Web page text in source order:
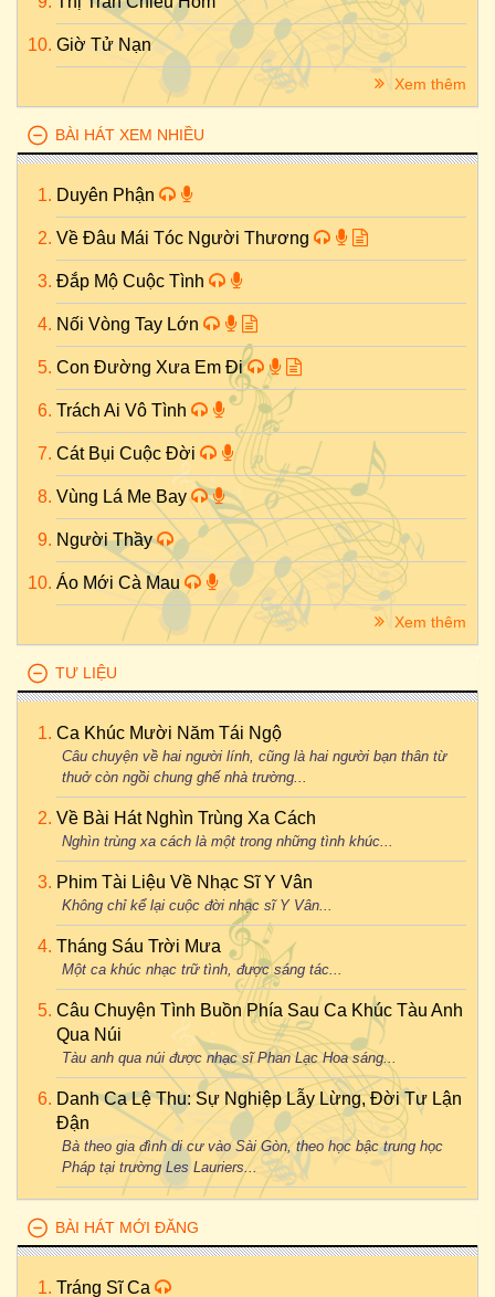
Giờ Tử Nạn
Xem thêm
BÀI HÁT XEM NHIỀU
Duyên Phận
Về Đâu Mái Tóc Người Thương
Đắp Mộ Cuộc Tình
Nối Vòng Tay Lớn
Con Đường Xưa Em Đi
Trách Ai Vô Tình
Cát Bụi Cuộc Đời
Vùng Lá Me Bay
Người Thầy
Áo Mới Cà Mau
Xem thêm
TƯ LIỆU
Ca Khúc Mười Năm Tái Ngộ
Câu chuyện về hai người lính, cũng là hai người bạn thân từ
thuở còn ngồi chung ghế nhà trường...
Về Bài Hát Nghìn Trùng Xa Cách
Nghìn trùng xa cách là một trong những tình khúc...
Phim Tài Liệu Về Nhạc Sĩ Y Vân
Không chỉ kể lại cuộc đời nhạc sĩ Y Vân...
Tháng Sáu Trời Mưa
Một ca khúc nhạc trữ tình, được sáng tác...
Câu Chuyện Tình Buồn Phía Sau Ca Khúc Tàu Anh
Qua Núi
Tàu anh qua núi được nhạc sĩ Phan Lạc Hoa sáng...
Danh Ca Lệ Thu: Sự Nghiệp Lẫy Lừng, Đời Tư Lận
Đận
Bà theo gia đình di cư vào Sài Gòn, theo học bậc trung học
Pháp tại trường Les Lauriers...
BÀI HÁT MỚI ĐĂNG
Tráng Sĩ Ca